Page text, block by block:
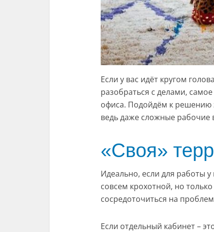
Если у вас идёт кругом
разобраться с делами,
офиса. Подойдём к решению
ведь даже сложные
«Своя»
Идеально, если для работы
совсем крохотной, но
сосредоточиться на
Если отдельный кабинет –